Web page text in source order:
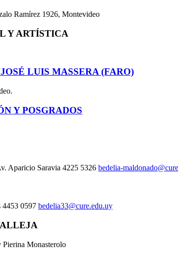
Ramírez 1926, Montevideo
Y ARTÍSTICA
LUIS MASSERA (FARO)
Y POSGRADOS
Aparicio Saravia 4225 5326 bedelia-
4453 0597 bedelia33@cure.edu.uy
Monasterolo